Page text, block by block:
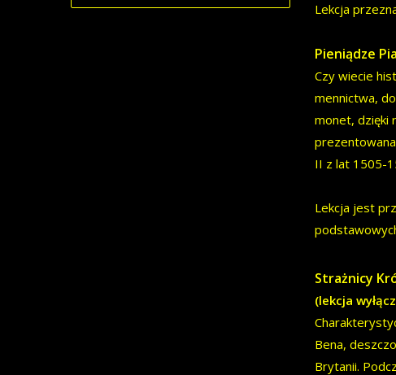
Lekcja
Pieniądze
Czy wiecie
mennictwa,
monet, dzięki
II z lat 1505-
Lekcja jest
Strażnicy
(lekcja
Bena,
Brytanii.